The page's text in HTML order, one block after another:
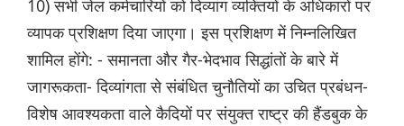
10) सभी जेल कर्मचारियों को दिव्यांग व्यक्तियों के अधिकारों पर
व्यापक प्रशिक्षण दिया जाएगा। इस प्रशिक्षण में निम्नलिखित
शामिल होंगे: - समानता और गैर-भेदभाव सिद्धांतों के बारे में
जागरूकता- दिव्यांगता से संबंधित चुनौतियों का उचित प्रबंधन-
विशेष आवश्यकता वाले कैदियों पर संयुक्त राष्ट्र की हैंडबुक के